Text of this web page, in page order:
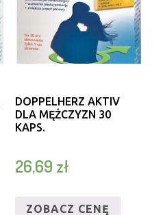
DOPPELHERZ AKTIV
DLA MĘŻCZYZN 30
KAPS.
26,69 zł
ZOBACZ CENĘ